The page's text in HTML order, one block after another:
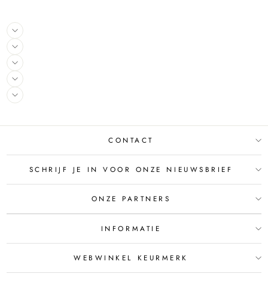
CONTACT
SCHRIJF JE IN VOOR ONZE NIEUWSBRIEF
ONZE PARTNERS
INFORMATIE
WEBWINKEL KEURMERK